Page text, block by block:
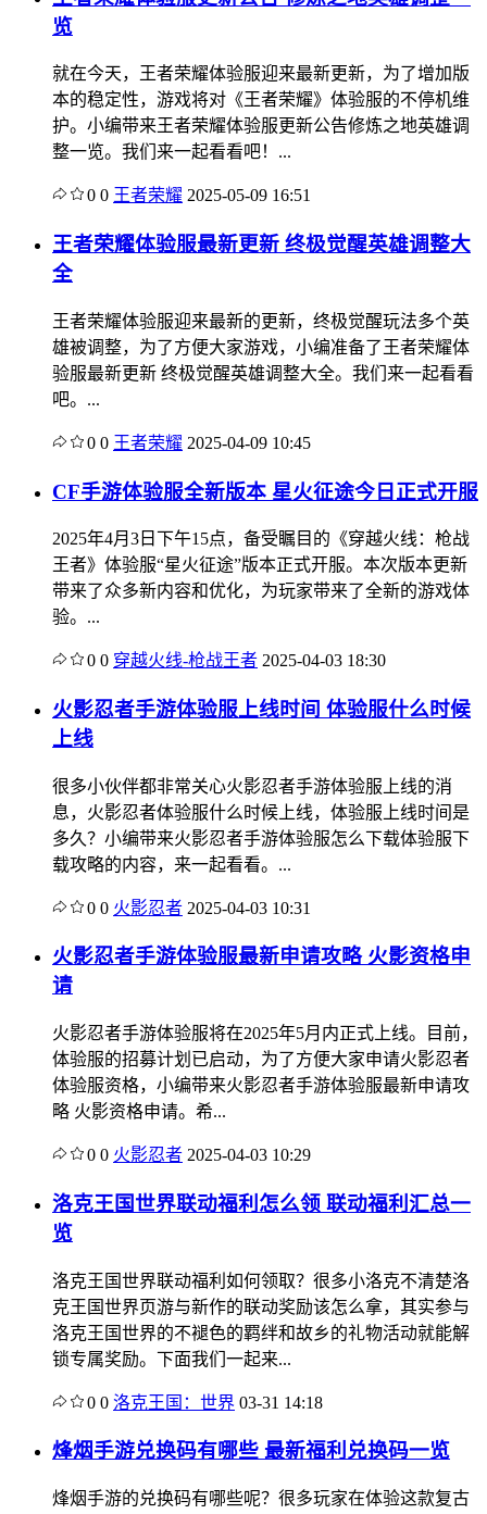
览
就在今天，王者荣耀体验服迎来最新更新，为了增加版
本的稳定性，游戏将对《王者荣耀》体验服的不停机维
护。小编带来王者荣耀体验服更新公告修炼之地英雄调
整一览。我们来一起看看吧！...
0 0 王者荣耀 2025-05-09 16:51
王者荣耀体验服最新更新 终极觉醒英雄调整大
全
王者荣耀体验服迎来最新的更新，终极觉醒玩法多个英
雄被调整，为了方便大家游戏，小编准备了王者荣耀体
验服最新更新 终极觉醒英雄调整大全。我们来一起看看
吧。...
0 0 王者荣耀 2025-04-09 10:45
CF手游体验服全新版本 星火征途今日正式开服
2025年4月3日下午15点，备受瞩目的《穿越火线：枪战
王者》体验服“星火征途”版本正式开服。本次版本更新
带来了众多新内容和优化，为玩家带来了全新的游戏体
验。...
0 0 穿越火线-枪战王者 2025-04-03 18:30
火影忍者手游体验服上线时间 体验服什么时候
上线
很多小伙伴都非常关心火影忍者手游体验服上线的消
息，火影忍者体验服什么时候上线，体验服上线时间是
多久？小编带来火影忍者手游体验服怎么下载体验服下
载攻略的内容，来一起看看。...
0 0 火影忍者 2025-04-03 10:31
火影忍者手游体验服最新申请攻略 火影资格申
请
火影忍者手游体验服将在2025年5月内正式上线。目前，
体验服的招募计划已启动，为了方便大家申请火影忍者
体验服资格，小编带来火影忍者手游体验服最新申请攻
略 火影资格申请。希...
0 0 火影忍者 2025-04-03 10:29
洛克王国世界联动福利怎么领 联动福利汇总一
览
洛克王国世界联动福利如何领取？很多小洛克不清楚洛
克王国世界页游与新作的联动奖励该怎么拿，其实参与
洛克王国世界的不褪色的羁绊和故乡的礼物活动就能解
锁专属奖励。下面我们一起来...
0 0 洛克王国：世界 03-31 14:18
烽烟手游兑换码有哪些 最新福利兑换码一览
烽烟手游的兑换码有哪些呢？很多玩家在体验这款复古